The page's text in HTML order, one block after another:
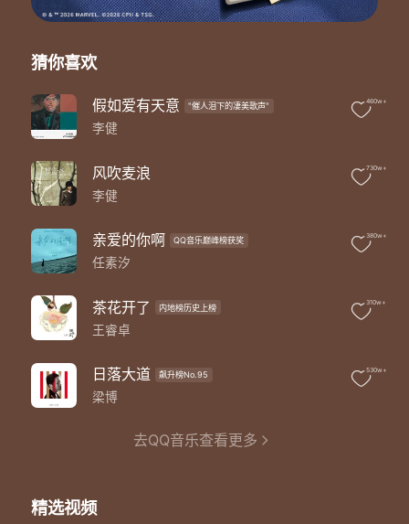
OP：成都深海公路文化传播有限公司、杭州八比特音乐有限公司
统筹：山山@8bit音乐
出品公司：8bit音乐
你和我 来自不同的人生
为什么 这一刻 林间吹来的晚风
让我们 有了同路的共鸣
也都是 追梦离家的孩童
行走在 满是年轮的旅程
哭一声 笑一声 落在世间的远行
让我们 有了心灵的感应
走的月光和寂静
竟会触动你的心
谢人间 送给我们此番深深的共情
我爱的 鲜花和繁星
爱的细雨和树影
也会打动你的心
你和我 坐在树下数光阴
这一刻 我愿说话你愿听
我走的 晴朗和泥泞
猜你喜欢
假如爱有天意 "催人泪下的凄美歌声"
李健
460w+
风吹麦浪
李健
730w+
亲爱的你啊 QQ音乐巅峰榜获奖
任素汐
380w+
茶花开了 内地榜历史上榜
王睿卓
310w+
日落大道 飙升榜No.95
梁博
530w+
去QQ音乐查看更多
精选视频